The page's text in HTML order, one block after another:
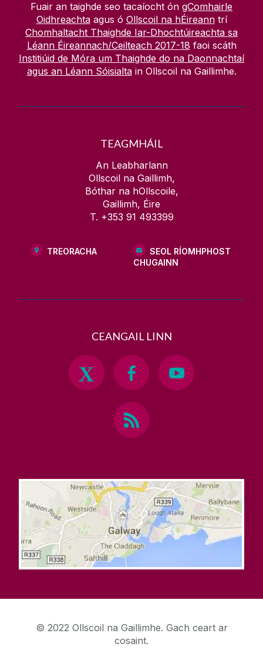
Fuair an taighde seo tacaíocht ón gComhairle
Oidhreachtaagus ó Ollscoil na hÉireanntrí
Chomhaltacht Thaighde Iar-Dhochtúireachta sa
Léann Éireannach/Ceilteach 2017-18 faoi scáth
Institiúid de Móra um Thaighde do na Daonnachtaí
agus an Léann Sóisialtain Ollscoil na Gaillimhe.
TEAGMHÁIL
An Leabharlann
Ollscoil na Gaillimh,
Bóthar na hOllscoile,
Gaillimh, Éire
T. +353 91 493399
TREORACHA
SEOL RÍOMHPHOST
CHUGAINN
CEANGAIL LINN
© 2022 Ollscoil na Gaillimhe. Gach ceart ar
cosaint.